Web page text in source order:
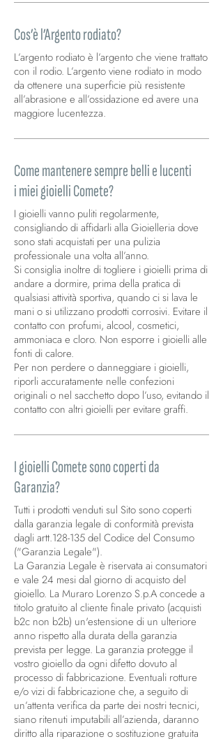
Cos’è l’Argento rodiato?
L’argento rodiato è l’argento che viene trattato
con il rodio. L’argento viene rodiato in modo
da ottenere una superficie più resistente
all’abrasione e all’ossidazione ed avere una
maggiore lucentezza.
Come mantenere sempre belli e lucenti
i miei gioielli Comete?
I gioielli vanno puliti regolarmente,
consigliando di affidarli alla Gioielleria dove
sono stati acquistati per una pulizia
professionale una volta all’anno.
Si consiglia inoltre di togliere i gioielli prima di
andare a dormire, prima della pratica di
qualsiasi attività sportiva, quando ci si lava le
mani o si utilizzano prodotti corrosivi. Evitare il
contatto con profumi, alcool, cosmetici,
ammoniaca e cloro. Non esporre i gioielli alle
fonti di calore.
Per non perdere o danneggiare i gioielli,
riporli accuratamente nelle confezioni
originali o nel sacchetto dopo l’uso, evitando il
contatto con altri gioielli per evitare graffi.
I gioielli Comete sono coperti da
Garanzia?
Tutti i prodotti venduti sul Sito sono coperti
dalla garanzia legale di conformità prevista
dagli artt.128-135 del Codice del Consumo
("Garanzia Legale").
La Garanzia Legale è riservata ai consumatori
e vale 24 mesi dal giorno di acquisto del
gioiello. La Muraro Lorenzo S.p.A concede a
titolo gratuito al cliente finale privato (acquisti
b2c non b2b) un'estensione di un ulteriore
anno rispetto alla durata della garanzia
prevista per legge. La garanzia protegge il
vostro gioiello da ogni difetto dovuto al
processo di fabbricazione. Eventuali rotture
e/o vizi di fabbricazione che, a seguito di
un’attenta verifica da parte dei nostri tecnici,
siano ritenuti imputabili all’azienda, daranno
diritto alla riparazione o sostituzione gratuita